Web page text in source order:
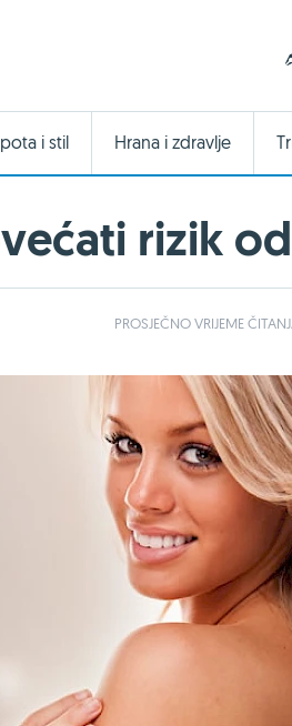
i stil Hrana i zdravlje
rizik
PROSJEČNOVRIJEME